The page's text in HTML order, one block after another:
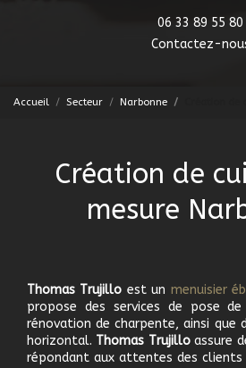
06 33 89 55 80
Contactez-
Accueil Secteur Narbonne
Création de
mesure
Thomas Trujillo est un menuisier
propose des services de pose
rénovation de charpente, ainsi que
horizontal. Thomas Trujilloassure
répondant aux attentes des